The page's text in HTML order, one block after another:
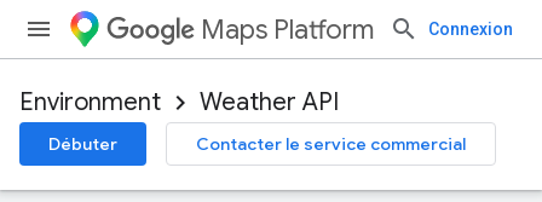
Maps Platform Connexion
Environment Weather API
Débuter Contacter le service commercial